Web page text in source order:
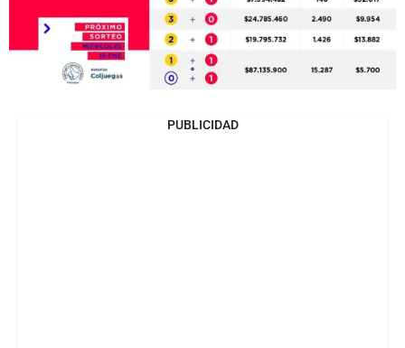
PUBLICIDAD